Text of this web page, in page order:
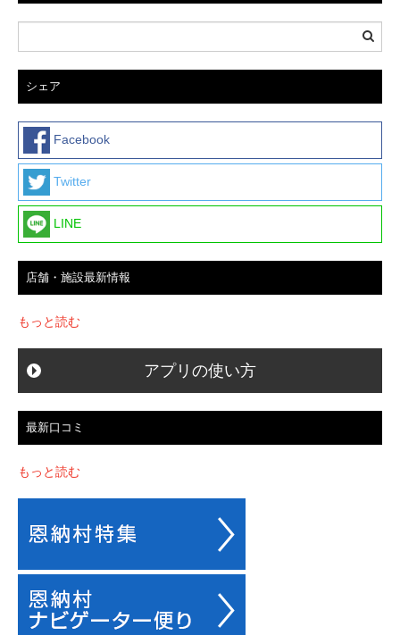
シェア
Facebook
Twitter
LINE
店舗・施設最新情報
もっと読む
アプリの使い方
最新口コミ
もっと読む